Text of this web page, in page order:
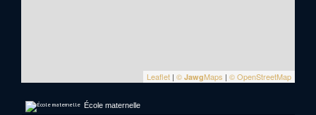
Leaflet | © JawgMaps | © OpenStreetMap
École maternelle